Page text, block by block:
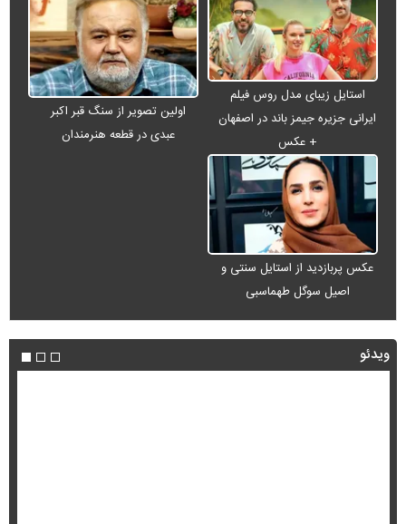
استایل زیبای مدل روس فیلم
ایرانی جزیره جیمز باند در اصفهان
+ عکس
اولین تصویر از سنگ قبر اکبر
عبدی در قطعه هنرمندان
عکس پربازدید از استایل سنتی و
اصیل سوگل طهماسبی
ویدئو